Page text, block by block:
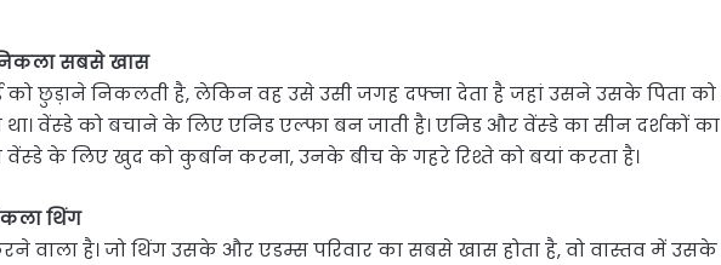
सबसे खास
छुड़ाने निकलती है, लेकिन वह उसे उसी जगह दफ्ना देता है जहां उसने उसके पिता को
था। वेंस्डे को बचाने के लिए एनिड एल्फा बन जाती है। एनिड और वेंस्डे का सीन दर्शकों का
वेंस्डे के लिए खुद को कुर्बान करना, उनके बीच के गहरे रिश्ते को बयां करता है।
थिंग
वाला है। जो थिंग उसके और एडम्स परिवार का सबसे खास होता है, वो वास्तव में उसके